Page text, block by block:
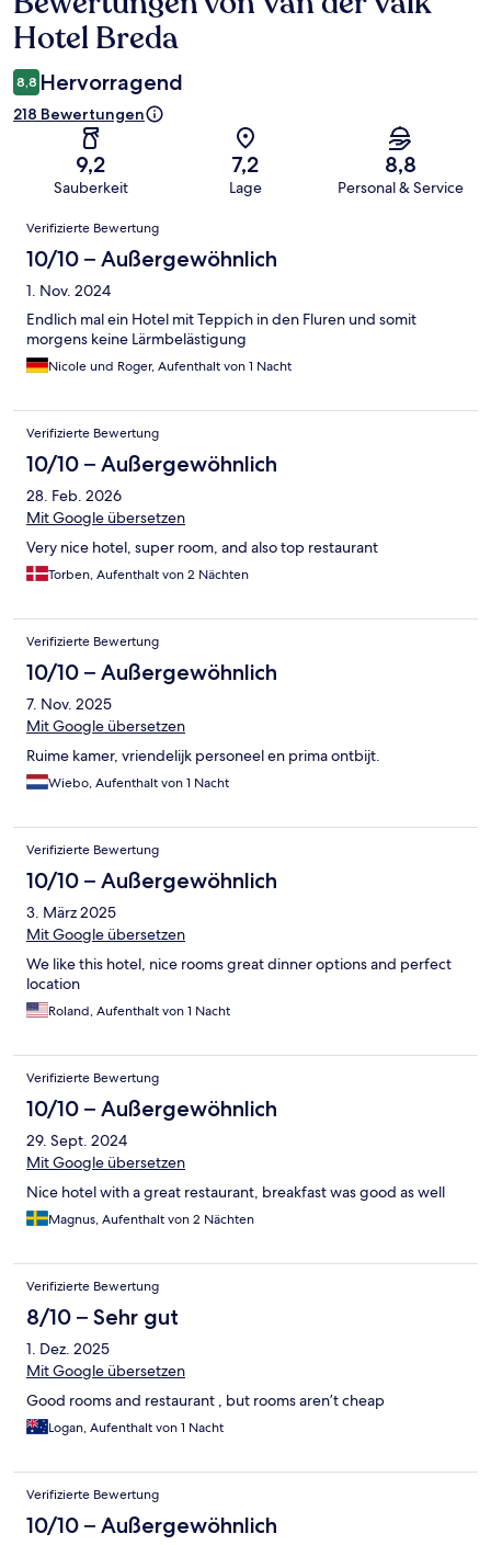
Hotel Breda
8,8 Hervorragend
218 Bewertungen
9,2
Sauberkeit
7,2
Lage
8,8
Personal & Service
Bewertungen
Verifizierte Bewertung
10/10 – Außergewöhnlich
1. Nov. 2024
Endlich mal ein Hotel mit Teppich in den Fluren und somit
morgens keine Lärmbelästigung
Nicole und Roger, Aufenthalt von 1 Nacht
Verifizierte Bewertung
10/10 – Außergewöhnlich
28. Feb. 2026
Mit Google übersetzen
Very nice hotel, super room, and also top restaurant
Torben, Aufenthalt von 2 Nächten
Verifizierte Bewertung
10/10 – Außergewöhnlich
7. Nov. 2025
Mit Google übersetzen
Ruime kamer, vriendelijk personeel en prima ontbijt.
Wiebo, Aufenthalt von 1 Nacht
Verifizierte Bewertung
10/10 – Außergewöhnlich
3. März 2025
Mit Google übersetzen
We like this hotel, nice rooms great dinner options and perfect
location
Roland, Aufenthalt von 1 Nacht
Verifizierte Bewertung
10/10 – Außergewöhnlich
29. Sept. 2024
Mit Google übersetzen
Nice hotel with a great restaurant, breakfast was good as well
Magnus, Aufenthalt von 2 Nächten
Verifizierte Bewertung
8/10 – Sehr gut
1. Dez. 2025
Mit Google übersetzen
Good rooms and restaurant , but rooms aren’t cheap
Logan, Aufenthalt von 1 Nacht
Verifizierte Bewertung
10/10 – Außergewöhnlich